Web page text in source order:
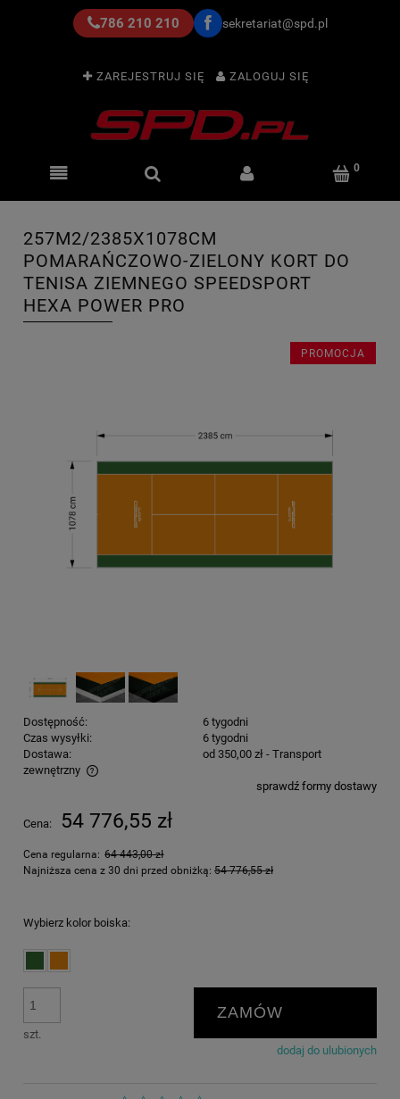
786 210 210 sekretariat@spd.pl
ZAREJESTRUJ SIĘ ZALOGUJ SIĘ
257M2/2385X1078CM
POMARAŃCZOWO-ZIELONY KORT DO
TENISA ZIEMNEGO SPEEDSPORT
HEXA POWER PRO
PROMOCJA
Dostępność:
6 tygodni
Czas wysyłki:
6 tygodni
Dostawa:
od 350,00 zł - Transport
zewnętrzny
Cena nie zawiera ewentualnych kosztów płatnościsprawdź formy dostawy
Cena: 54 776,55 zł
Cena regularna: 64 443,00 zł
Najniższa cena z 30 dni przed obniżką: 54 776,55 zł
Wybierz kolor boiska:
szt.
ZAMÓW
dodaj do ulubionych